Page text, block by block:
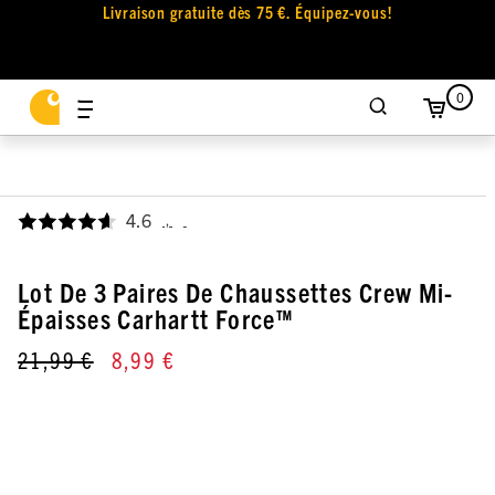
Livraison gratuite dès 75 €. Équipez-vous!
0
4.6 ,
Lot De 3 Paires De Chaussettes Crew Mi-
Épaisses Carhartt Force™
21,99 € 8,99 €